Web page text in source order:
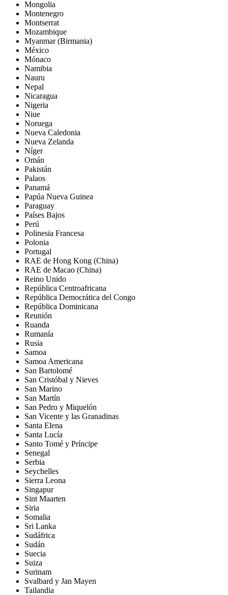
Mongolia
Montenegro
Montserrat
Mozambique
Myanmar (Birmania)
México
Mónaco
Namibia
Nauru
Nepal
Nicaragua
Nigeria
Niue
Noruega
Nueva Caledonia
Nueva Zelanda
Níger
Omán
Pakistán
Palaos
Panamá
Papúa Nueva Guinea
Paraguay
Países Bajos
Perú
Polinesia Francesa
Polonia
Portugal
RAE de Hong Kong (China)
RAE de Macao (China)
Reino Unido
República Centroafricana
República Democrática del Congo
República Dominicana
Reunión
Ruanda
Rumanía
Rusia
Samoa
Samoa Americana
San Bartolomé
San Cristóbal y Nieves
San Marino
San Martín
San Pedro y Miquelón
San Vicente y las Granadinas
Santa Elena
Santa Lucía
Santo Tomé y Príncipe
Senegal
Serbia
Seychelles
Sierra Leona
Singapur
Sint Maarten
Siria
Somalia
Sri Lanka
Sudáfrica
Sudán
Suecia
Suiza
Surinam
Svalbard y Jan Mayen
Tailandia